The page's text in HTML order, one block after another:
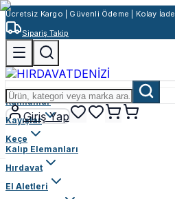
Ücretsiz Kargo | Güvenli Ödeme | Kolay İade
Sipariş Takip
Giriş Yap
Rulmanlar
Kayışlar
Keçe
Kalıp Elemanları
Hırdavat
El Aletleri